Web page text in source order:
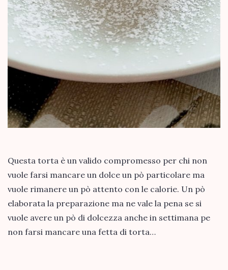
Questa torta è un valido compromesso per chi non
vuole farsi mancare un dolce un pò particolare ma
vuole rimanere un pò attento con le calorie. Un pò
elaborata la preparazione ma ne vale la pena se si
vuole avere un pò di dolcezza anche in settimana pe
non farsi mancare una fetta di torta…